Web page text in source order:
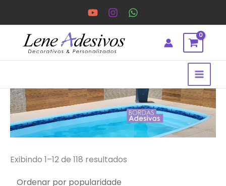
conteúdo
Exibindo 1–12 de 118 resultados
Classificado
por
popularidade